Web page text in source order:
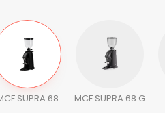
SUPRA 68 MCF SUPRA 68 G